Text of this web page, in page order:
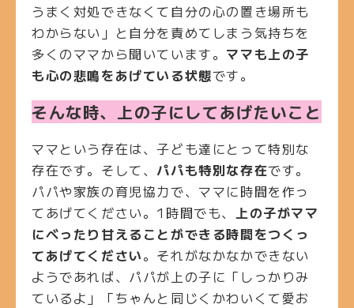
うまく対処できなくて自分の心の置き場所も
わからない」と自分を責めてしまう気持ちを
多くのママから聞いています。 ママも上の子
も心の悲鳴をあげている状態です。
そんな時、上の子にしてあげたいこと
ママという存在は、子ども達にとって特別な
存在です。そして、 パパも特別な存在です。
パパや家族の育児協力で、ママに時間を作っ
てあげてください。 1 時間でも、上の子がママ
にべったり甘えることができる時間をつくっ
てあげてください。それがなかなかできない
ようであれば、パパが上の子に「しっかりみ
ているよ」「ちゃんと同じくかわいくて愛お